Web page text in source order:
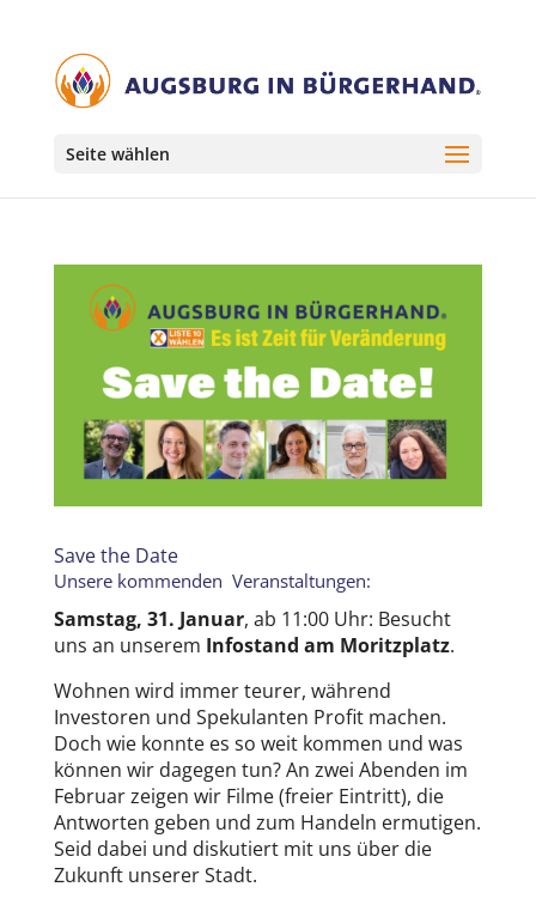
Seite wählen
Save the Date
Unsere kommenden Veranstaltungen:
Samstag, 31. Januar, ab 11:00 Uhr: Besucht
uns an unserem Infostand am Moritzplatz.
Wohnen wird immer teurer, während
Investoren und Spekulanten Profit machen.
Doch wie konnte es so weit kommen und was
können wir dagegen tun? An zwei Abenden im
Februar zeigen wir Filme (freier Eintritt), die
Antworten geben und zum Handeln ermutigen.
Seid dabei und diskutiert mit uns über die
Zukunft unserer Stadt.